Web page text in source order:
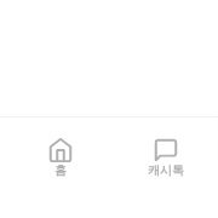
홈 캐시톡